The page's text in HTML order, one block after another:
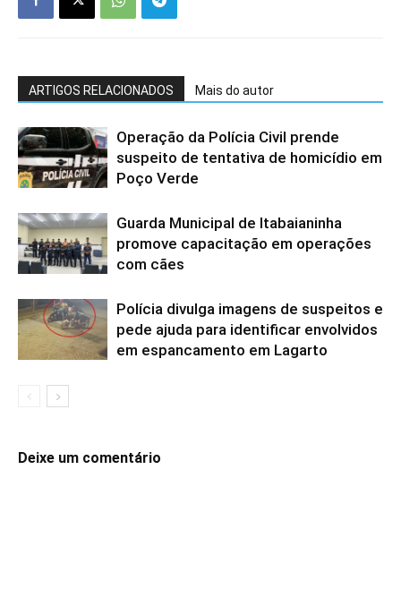
ARTIGOS RELACIONADOS Mais do autor
Operação da Polícia Civil prende
suspeito de tentativa de homicídio em
Poço Verde
Guarda Municipal de Itabaianinha
promove capacitação em operações
com cães
Polícia divulga imagens de suspeitos e
pede ajuda para identificar envolvidos
em espancamento em Lagarto
Deixe um comentário